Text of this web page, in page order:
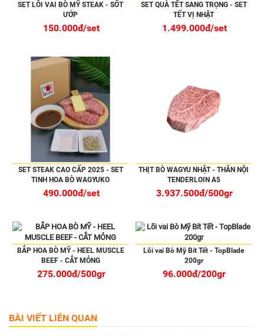
SET LÕI VAI BÒ MỸ STEAK - SỐT
ƯỚP
150.000đ/set
SET QUÀ TẾT SANG TRỌNG - SET
TẾT VỊ NHẬT
1.499.000đ/set
SET STEAK CAO CẤP 2025 - SET
TINH HOA BÒ WAGYUKO
490.000đ/set
THỊT BÒ WAGYU NHẬT - THĂN NỘI
TENDERLOIN A5
3.937.500đ/500gr
BẮP HOA BÒ MỸ - HEEL MUSCLE
BEEF - CẮT MỎNG
275.000đ/500gr
Lõi vai Bò Mỹ Bít Tết - TopBlade
200gr
96.000đ/200gr
BÀI VIẾT LIÊN QUAN